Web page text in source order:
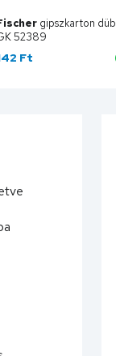
gipszkarton
52389
Ft